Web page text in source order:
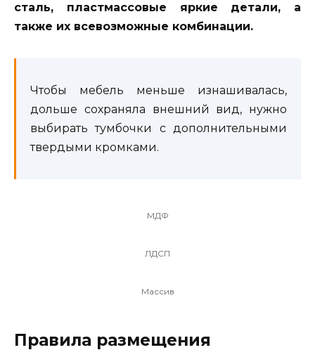
сталь, пластмассовые яркие детали, а
также их всевозможные комбинации.
Чтобы мебель меньше изнашивалась,
дольше сохраняла внешний вид, нужно
выбирать тумбочки с дополнительными
твердыми кромками.
МДФ
ЛДСП
Массив
Правила размещения